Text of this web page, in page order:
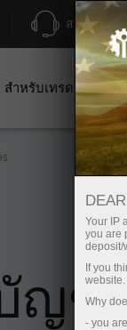
สนับสนุน
สำหรับเทรดเดอร์
ญชี
Your IP
you are
deposit/
If you
Why
- you